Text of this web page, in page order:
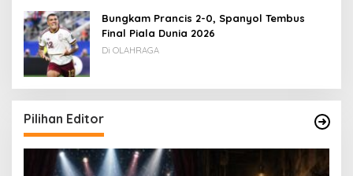
Bungkam Prancis 2-0, Spanyol Tembus
Final Piala Dunia 2026
Di OLAHRAGA
Pilihan Editor